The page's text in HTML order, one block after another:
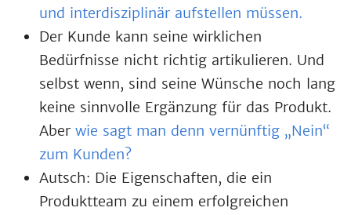
und interdisziplinär aufstellen müssen.
Der Kunde kann seine wirklichen
Bedürfnisse nicht richtig artikulieren. Und
selbst wenn, sind seine Wünsche noch lang
keine sinnvolle Ergänzung für das Produkt.
Aber wie sagt man denn vernünftig „Nein“
zum Kunden?
Autsch: Die Eigenschaften, die ein
Produktteam zu einem erfolgreichen